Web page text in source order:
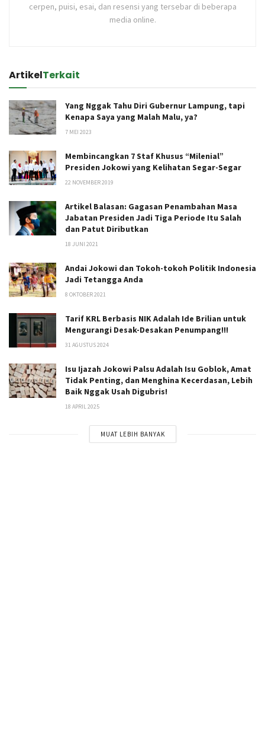
cerpen, puisi, esai, dan resensi yang tersebar di beberapa
media online.
ArtikelTerkait
Yang Nggak Tahu Diri Gubernur Lampung, tapi
Kenapa Saya yang Malah Malu, ya?
7 MEI 2023
Membincangkan 7 Staf Khusus “Milenial”
Presiden Jokowi yang Kelihatan Segar-Segar
22 NOVEMBER 2019
Artikel Balasan: Gagasan Penambahan Masa
Jabatan Presiden Jadi Tiga Periode Itu Salah
dan Patut Diributkan
18 JUNI 2021
Andai Jokowi dan Tokoh-tokoh Politik Indonesia
Jadi Tetangga Anda
8 OKTOBER 2021
Tarif KRL Berbasis NIK Adalah Ide Brilian untuk
Mengurangi Desak-Desakan Penumpang!!!
31 AGUSTUS 2024
Isu Ijazah Jokowi Palsu Adalah Isu Goblok, Amat
Tidak Penting, dan Menghina Kecerdasan, Lebih
Baik Nggak Usah Digubris!
18 APRIL 2025
MUAT LEBIH BANYAK